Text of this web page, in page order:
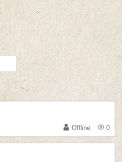
Offline
0